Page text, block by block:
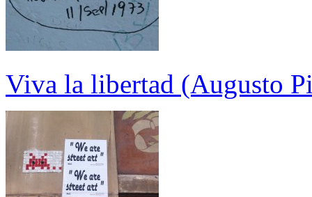
Viva la libertad (Augusto